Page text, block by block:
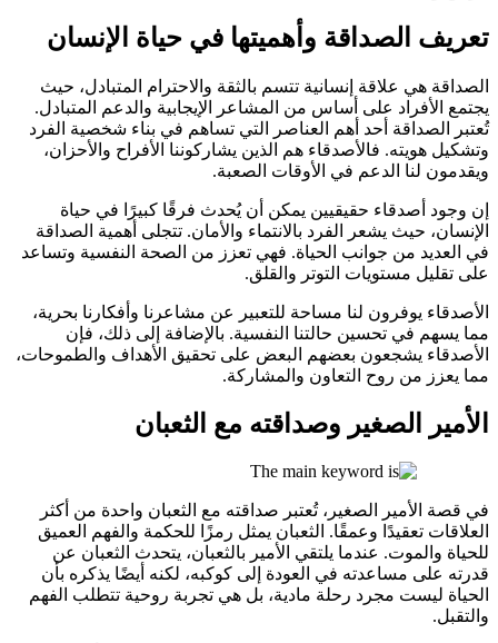
تعريف الصداقة وأهميتها في حياة الإنسان
الصداقة هي علاقة إنسانية تتسم بالثقة والاحترام المتبادل، حيث
يجتمع الأفراد على أساس من المشاعر الإيجابية والدعم المتبادل.
تُعتبر الصداقة أحد أهم العناصر التي تساهم في بناء شخصية الفرد
وتشكيل هويته. فالأصدقاء هم الذين يشاركوننا الأفراح والأحزان،
ويقدمون لنا الدعم في الأوقات الصعبة.
إن وجود أصدقاء حقيقيين يمكن أن يُحدث فرقًا كبيرًا في حياة
الإنسان، حيث يشعر الفرد بالانتماء والأمان. تتجلى أهمية الصداقة
في العديد من جوانب الحياة. فهي تعزز من الصحة النفسية وتساعد
على تقليل مستويات التوتر والقلق.
الأصدقاء يوفرون لنا مساحة للتعبير عن مشاعرنا وأفكارنا بحرية،
مما يسهم في تحسين حالتنا النفسية. بالإضافة إلى ذلك، فإن
الأصدقاء يشجعون بعضهم البعض على تحقيق الأهداف والطموحات،
مما يعزز من روح التعاون والمشاركة.
الأمير الصغير وصداقته مع الثعبان
في قصة الأمير الصغير، تُعتبر صداقته مع الثعبان واحدة من أكثر
العلاقات تعقيدًا وعمقًا. الثعبان يمثل رمزًا للحكمة والفهم العميق
للحياة والموت. عندما يلتقي الأمير بالثعبان، يتحدث الثعبان عن
قدرته على مساعدته في العودة إلى كوكبه، لكنه أيضًا يذكره بأن
الحياة ليست مجرد رحلة مادية، بل هي تجربة روحية تتطلب الفهم
والتقبل.